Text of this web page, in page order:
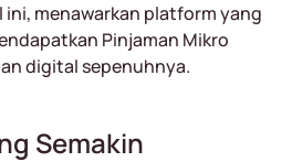
menawarkan platform yang
Pinjaman Mikro
digital sepenuhnya.
Semakin